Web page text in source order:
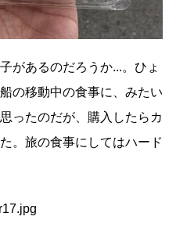
があるのだろうか...。ひょ
の移動中の食事に、みたい
ったのだが、購入したらカ
。旅の食事にしてはハード